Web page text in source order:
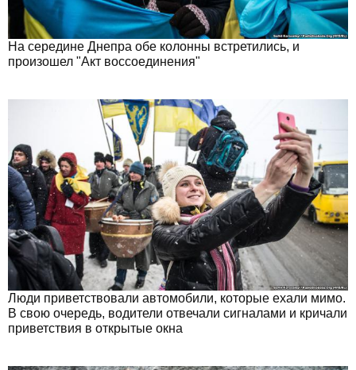
На середине Днепра обе колонны встретились, и
произошел "Акт воссоединения"
Люди приветствовали автомобили, которые ехали мимо.
В свою очередь, водители отвечали сигналами и кричали
приветствия в открытые окна